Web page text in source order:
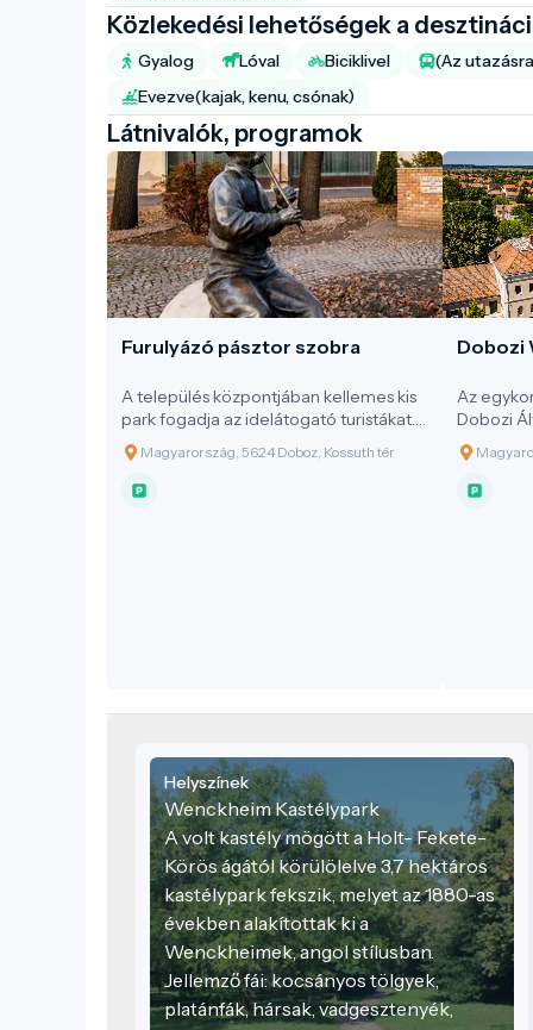
Közlekedési lehetőségek a
Gyalog Lóval Biciklivel (Az
Evezve(kajak, kenu, csónak)
Látnivalók, programok
Furulyázó pásztor szobra
A település központjában kellemes kis
park fogadja az idelátogató turistákat.
Közepén a Millennium tiszteletére, a
Millennium évében, 2000-ben Doboz
Nagyközség Önkormányzata által
Magyarország, 5624 Doboz, Kossuth tér
Dobozi
Az
Dobozi
Helyszínek
Wenckheim Kastélypark
A volt kastély mögött a Holt- Fekete-
Körös ágától körülölelve 3,7 hektáros
kastélypark fekszik, melyet az 1880-as
években alakítottak ki a
Wenckheimek, angol stílusban.
Jellemző fái: kocsányos tölgyek,
platánfák, hársak, vadgesztenyék,